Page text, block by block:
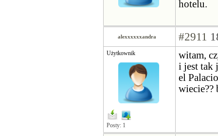
hotelu.
alexxxxxxandra #2911
Użytkownik
Posty: 1
witam,
i jest tak
el
wiecie??